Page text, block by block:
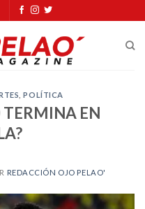
,POLÍTICA
EN
REDACCIÓN OJO PELAO'